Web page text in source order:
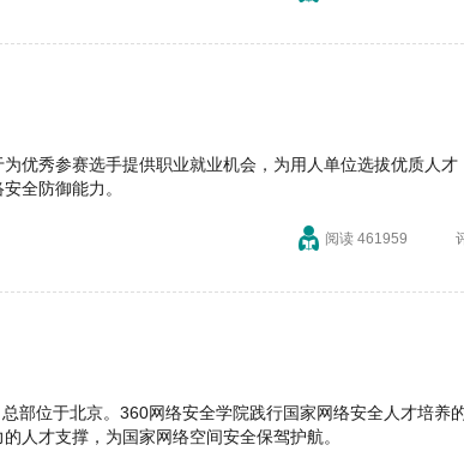
优秀参赛选手提供职业就业机会，为用人单位选拔优质人才
全防御能力。
阅读 461959
部位于北京。360网络安全学院践行国家网络安全人才培养
人才支撑，为国家网络空间安全保驾护航。